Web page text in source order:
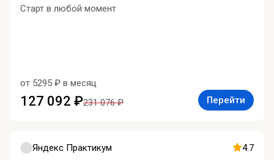
Старт в любой момент
от 5295 ₽ в месяц
127 092 ₽231 076 ₽ Перейти
Яндекс Практикум 4.7